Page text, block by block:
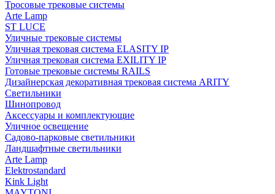
Тросовые трековые системы
Arte Lamp
ST LUCE
Уличные трековые системы
Уличная трековая система ELASITY IP
Уличная трековая система EXILITY IP
Готовые трековые системы RAILS
Дизайнерская декоративная трековая система ARITY
Светильники
Шинопровод
Аксессуары и комплектующие
Уличное освещение
Садово-парковые светильники
Ландшафтные светильники
Arte Lamp
Elektrostandard
Kink Light